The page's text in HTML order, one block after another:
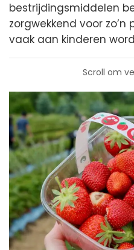
bestrijdingsmiddelen
zorgwekkend voor
vaak aan kinderen
Scroll om